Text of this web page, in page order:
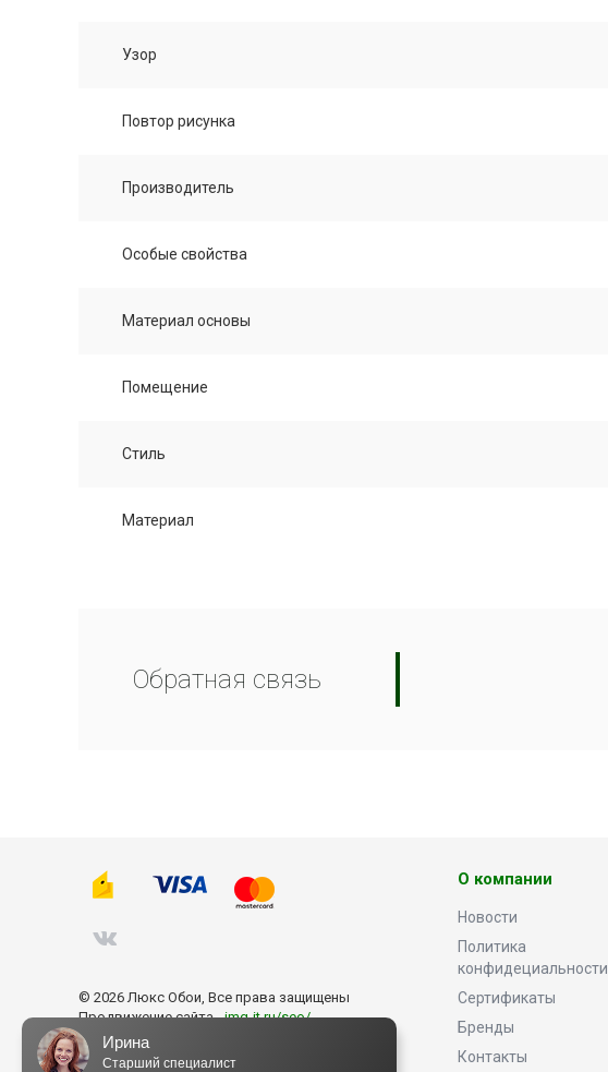
Узор
Повтор рисунка
Производитель
Особые свойства
Материал основы
Помещение
Стиль
Материал
Обратная связь
© 2026 Люкс Обои, Все права защищены
Продвижение сайта -img-it.ru/seo/
О компании
Новости
Политика
конфидециальности
Сертификаты
Бренды
Контакты
Ирина
Старший специалист